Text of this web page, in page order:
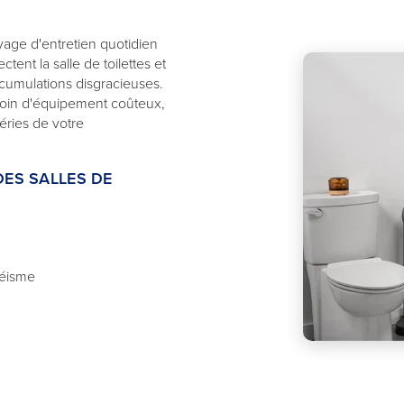
d'entretien quotidien
la salle de toilettes et
disgracieuses.
d'équipement coûteux,
de votre
SALLES DE